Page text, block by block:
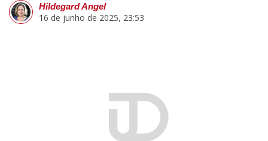
Hildegard Angel
16 de junho de 2025, 23:53